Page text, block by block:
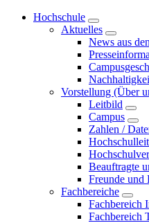
Hochschule
Aktuelles
News aus
Vorstellung (Über
Leitbild
Campus
Zahlen /
Beauftragte
Freunde und
Fachbereiche
Fachbereich
Fachbereich